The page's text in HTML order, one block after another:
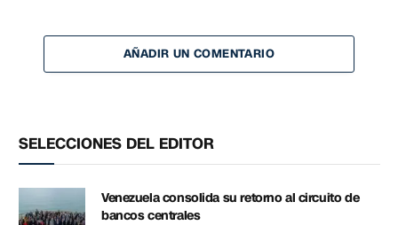
AÑADIR UN COMENTARIO
SELECCIONES DEL EDITOR
Venezuela consolida su retorno al circuito de
bancos centrales